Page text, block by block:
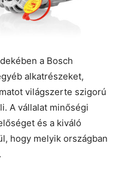
a Bosch
alkatrészeket,
világszerte szigorú
A vállalat minőségi
és a kiváló
hogy melyik országban